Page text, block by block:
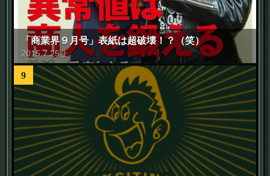
「商業界９月号」表紙は超破壊！？（笑）
2015.7.25 土
9